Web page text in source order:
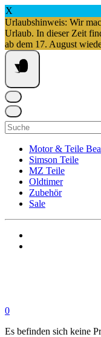
X
Urlaubshinweis: Wir
Urlaub. In dieser Zeit
ab dem 17. August
Springe
zum
Inhalt
Suchen
nach:
Motor & Teile
Simson Teile
MZ Teile
Oldtimer
Zubehör
Sale
0
Es befinden sich keine